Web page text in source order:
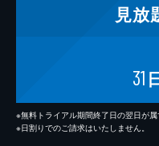
見放
31
※無料トライアル期間終了日の翌日が属
※日割りでのご請求はいたしません。